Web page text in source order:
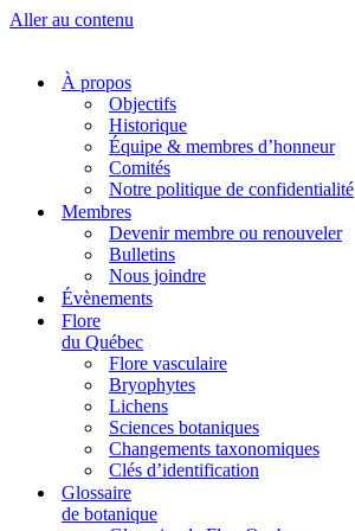
Aller au contenu
À propos
Objectifs
Historique
Équipe & membres d’honneur
Comités
Notre politique de confidentialité
Membres
Devenir membre ou renouveler
Bulletins
Nous joindre
Évènements
Flore
du Québec
Flore vasculaire
Bryophytes
Lichens
Sciences botaniques
Changements taxonomiques
Clés d’identification
Glossaire
de botanique